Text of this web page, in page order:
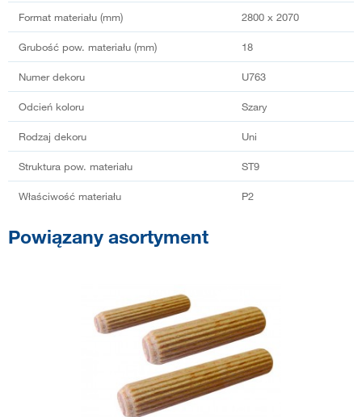
Format materiału (mm) 2800 x 2070
Grubość pow. materiału (mm) 18
Numer dekoru U763
Odcień koloru Szary
Rodzaj dekoru Uni
Struktura pow. materiału ST9
Właściwość materiału P2
Powiązany asortyment